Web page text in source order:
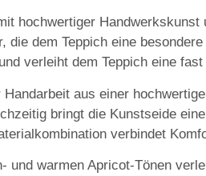
hochwertiger
dem Teppich eine
verleiht dem Teppich eine
aus einer
bringt die Kunstseide
verbindet
und warmen Apricot-Tönen